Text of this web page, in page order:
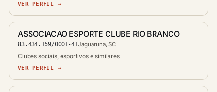
VER PERFIL →
ASSOCIACAO ESPORTE CLUBE RIO BRANCO
83.434.159/0001-41Jaguaruna, SC
Clubes sociais, esportivos e similares
VER PERFIL →